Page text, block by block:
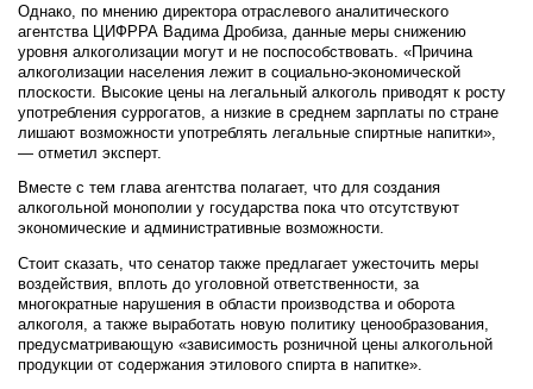
Однако, по мнению директора отраслевого аналитического
агентства ЦИФРРА Вадима Дробиза, данные меры снижению
уровня алкоголизации могут и не поспособствовать. «Причина
алкоголизации населения лежит в социально-экономической
плоскости. Высокие цены на легальный алкоголь приводят к росту
употребления суррогатов, а низкие в среднем зарплаты по стране
лишают возможности употреблять легальные спиртные напитки»,
— отметил эксперт.
Вместе с тем глава агентства полагает, что для создания
алкогольной монополии у государства пока что отсутствуют
экономические и административные возможности.
Стоит сказать, что сенатор также предлагает ужесточить меры
воздействия, вплоть до уголовной ответственности, за
многократные нарушения в области производства и оборота
алкоголя, а также выработать новую политику ценообразования,
предусматривающую «зависимость розничной цены алкогольной
продукции от содержания этилового спирта в напитке».